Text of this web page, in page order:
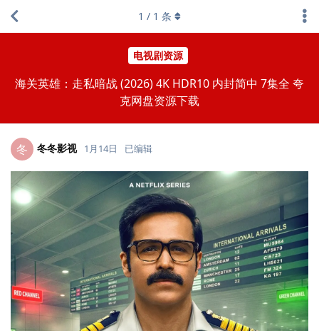
电视剧资源
海关英雄：走私暗战 (2026) 4K HDR10 内封简中 7集全 夸
克网盘资源下载
1 / 1 条
冬 冬冬影视 1月14日 已编辑